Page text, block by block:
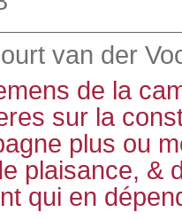
van der
de la
sur la
plus ou
plaisance, &
qui en